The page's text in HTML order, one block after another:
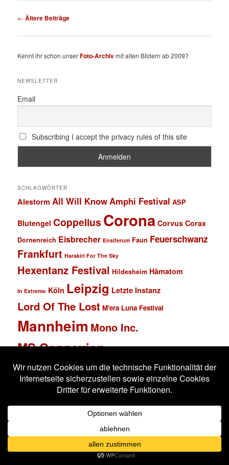
Beitragsnavigation
← Ältere Beiträge
Kennt ihr schon unserFoto-Archivmit alten Bildern ab 2009?
NEWSLETTER
Email
Subscribing I accept the privacy rules of this site
SCHLAGWÖRTER
Alestorm All Will Know Amphi Festival ASP
Blutengel Coppelius Corona Corvus Corax
Dornenreich Eisbrecher Ensiferum Faun Feuerschwanz
Frankfurt Harakiri For The Sky
Hexentanz Festival Hildesheim Hämatom
In Extremo Köln Leipzig Letzte Instanz
Lord Of The Lost M'era Luna Festival
Mannheim Mono Inc.
MS Connexion
Saltatio Mortis Schandmaul Schlachthof Solar Fake
Stahlmann Statistik Subway to Sally
Super Schwarzes Mannheim
Wacken
Wacken Open Air
Wave Gotik TreffenWelle:Erdball